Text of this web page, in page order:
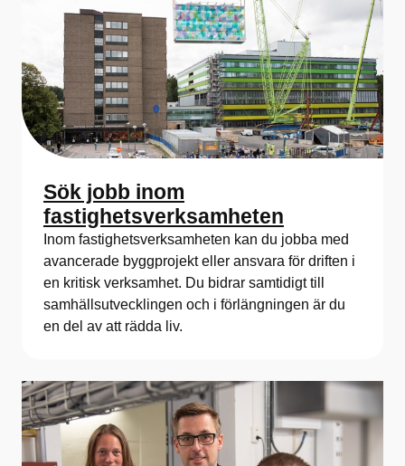
Sök jobb inom
fastighetsverksamheten
Inom fastighetsverksamheten kan du jobba med
avancerade byggprojekt eller ansvara för driften i
en kritisk verksamhet. Du bidrar samtidigt till
samhällsutvecklingen och i förlängningen är du
en del av att rädda liv.